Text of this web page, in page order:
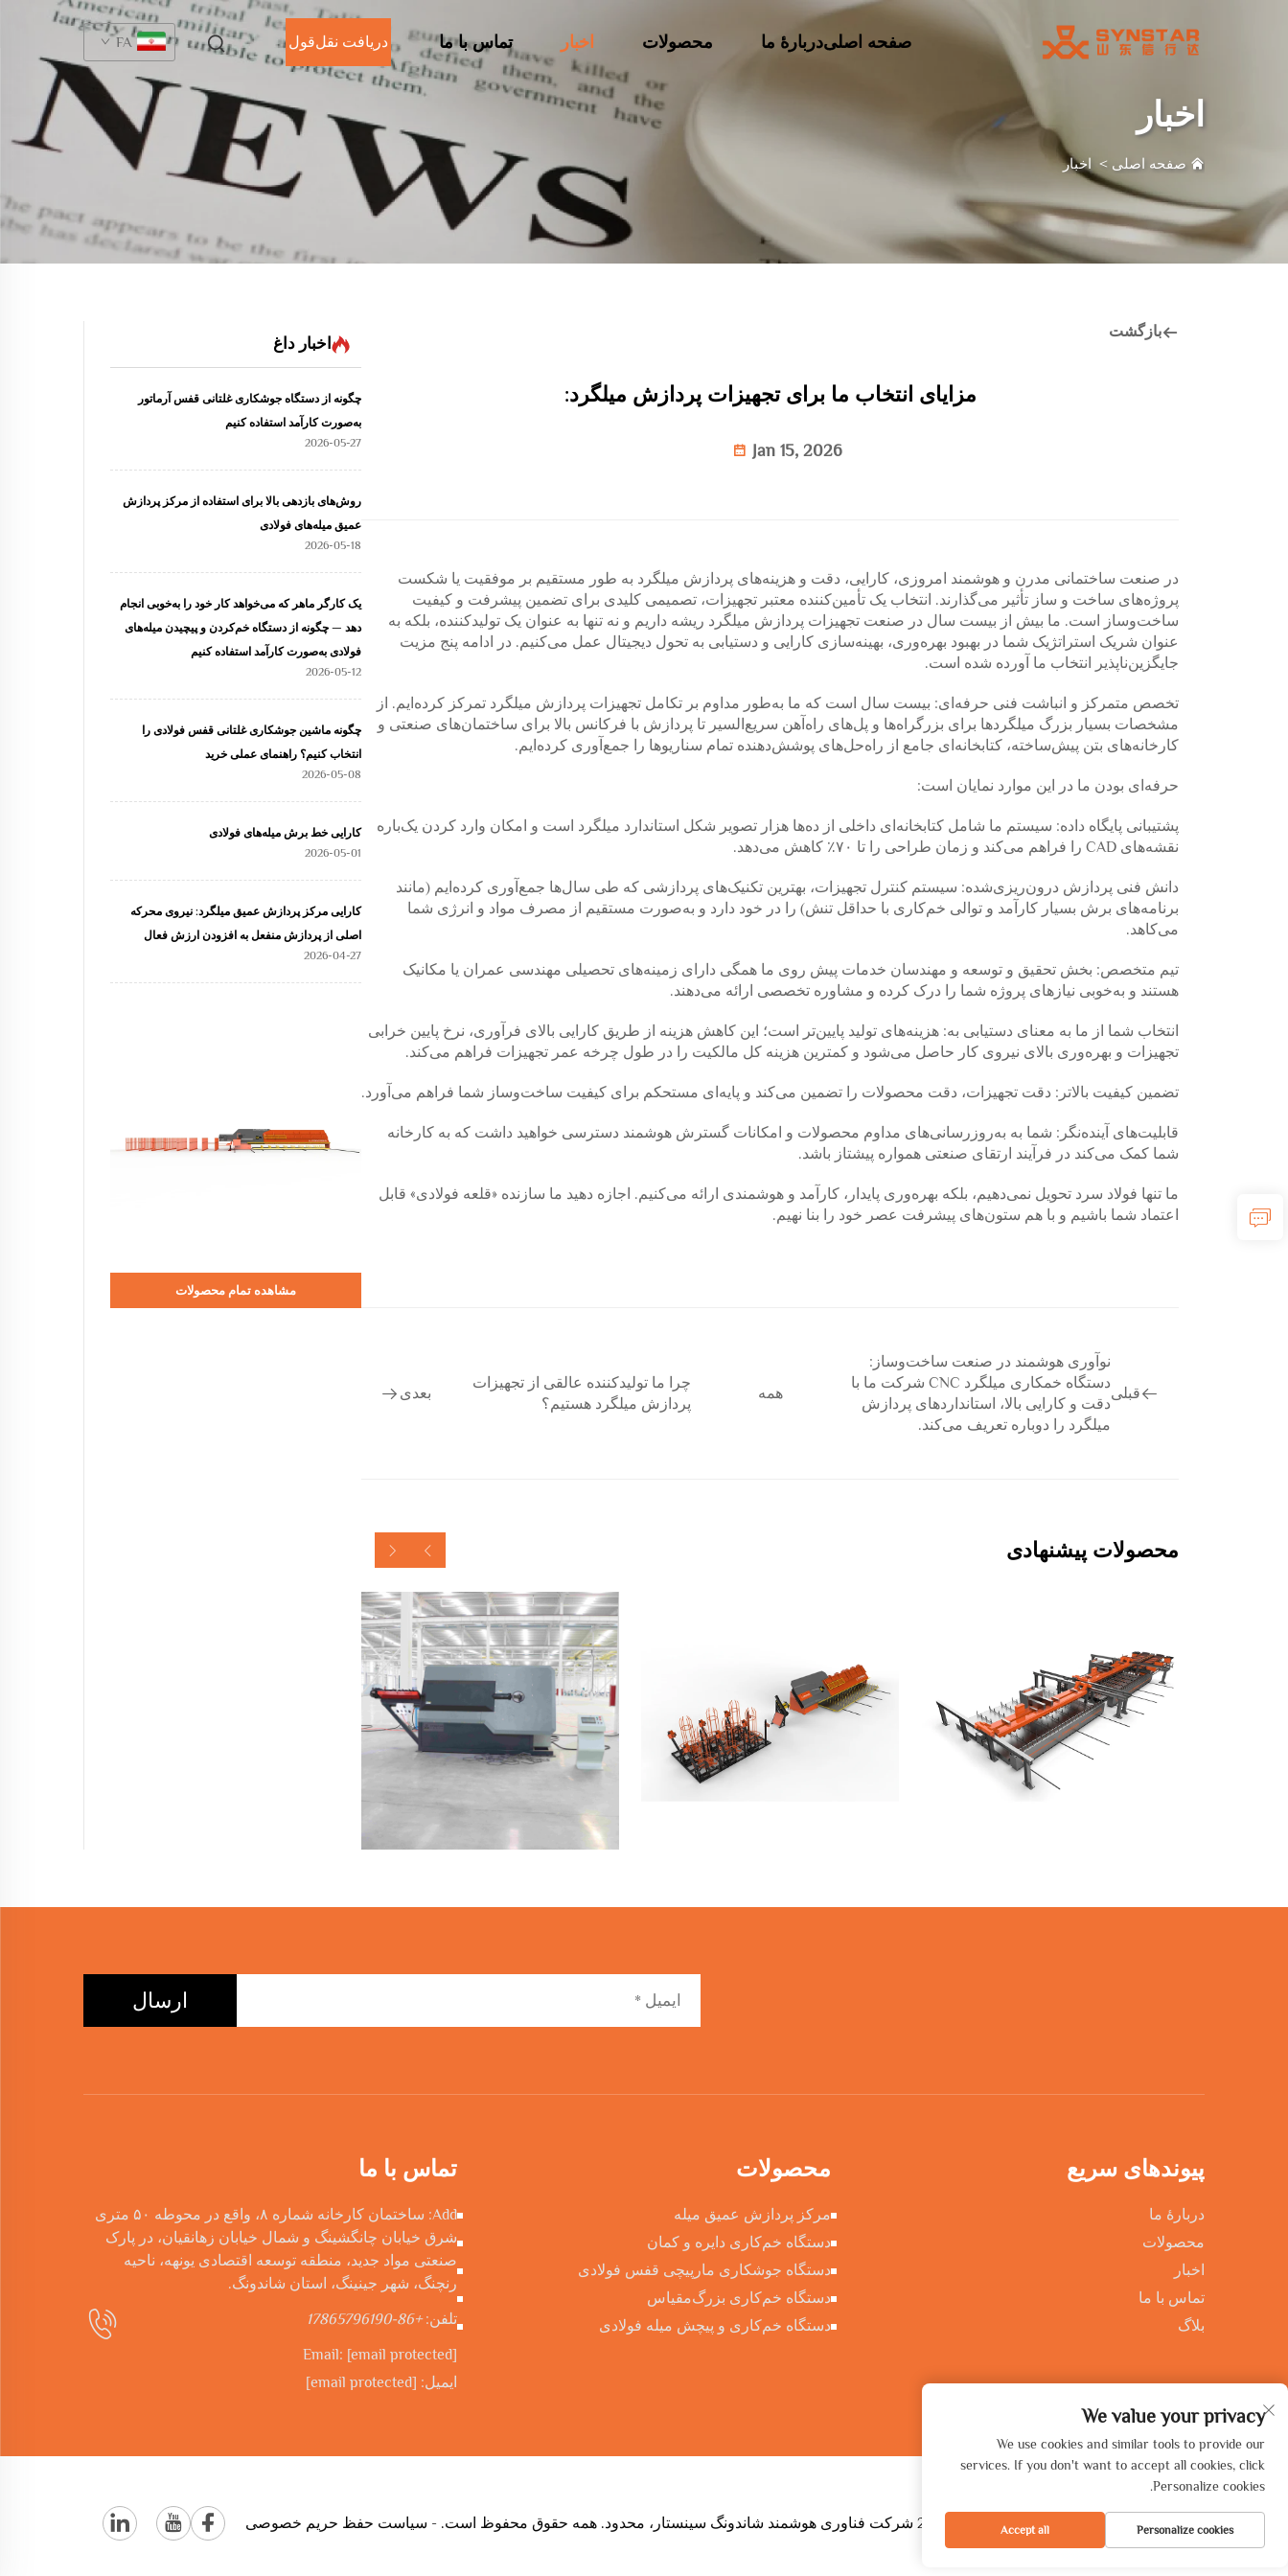
صفحه اصلیدربارهٔ ما محصولات اخبار تماس با ما دریافت نقل‌قول FA
اخبار
صفحه اصلی > اخبار
بازگشت
مزایای انتخاب ما برای تجهیزات پردازش میلگرد:
Jan 15, 2026
در صنعت ساختمانی مدرن و هوشمند امروزی، کارایی، دقت و هزینه‌های پردازش میلگرد به طور مستقیم بر موفقیت یا شکست
پروژه‌های ساخت و ساز تأثیر می‌گذارند. انتخاب یک تأمین‌کننده معتبر تجهیزات، تصمیمی کلیدی برای تضمین پیشرفت و کیفیت
ساخت‌وساز است. ما بیش از بیست سال در صنعت تجهیزات پردازش میلگرد ریشه داریم و نه تنها به عنوان یک تولیدکننده، بلکه به
عنوان شریک استراتژیک شما در بهبود بهره‌وری، بهینه‌سازی کارایی و دستیابی به تحول دیجیتال عمل می‌کنیم. در ادامه پنج مزیت
جایگزین‌ناپذیر انتخاب ما آورده شده است.
تخصص متمرکز و انباشت فنی حرفه‌ای: بیست سال است که ما به‌طور مداوم بر تکامل تجهیزات پردازش میلگرد تمرکز کرده‌ایم. از
مشخصات بسیار بزرگ میلگردها برای بزرگراه‌ها و پل‌های راه‌آهن سریع‌السیر تا پردازش با فرکانس بالا برای ساختمان‌های صنعتی و
کارخانه‌های بتن پیش‌ساخته، کتابخانه‌ای جامع از راه‌حل‌های پوشش‌دهنده تمام سناریوها را جمع‌آوری کرده‌ایم.
حرفه‌ای بودن ما در این موارد نمایان است:
پشتیبانی پایگاه داده: سیستم ما شامل کتابخانه‌ای داخلی از ده‌ها هزار تصویر شکل استاندارد میلگرد است و امکان وارد کردن یک‌باره
نقشه‌های CAD را فراهم می‌کند و زمان طراحی را تا ۷۰٪ کاهش می‌دهد.
دانش فنی پردازش درون‌ریزی‌شده: سیستم کنترل تجهیزات، بهترین تکنیک‌های پردازشی که طی سال‌ها جمع‌آوری کرده‌ایم (مانند
برنامه‌های برش بسیار کارآمد و توالی خم‌کاری با حداقل تنش) را در خود دارد و به‌صورت مستقیم از مصرف مواد و انرژی شما
می‌کاهد.
تیم متخصص: بخش تحقیق و توسعه و مهندسان خدمات پیش روی ما همگی دارای زمینه‌های تحصیلی مهندسی عمران یا مکانیک
هستند و به‌خوبی نیازهای پروژه شما را درک کرده و مشاوره تخصصی ارائه می‌دهند.
انتخاب شما از ما به معنای دستیابی به: هزینه‌های تولید پایین‌تر است؛ این کاهش هزینه از طریق کارایی بالای فرآوری، نرخ پایین خرابی
تجهیزات و بهره‌وری بالای نیروی کار حاصل می‌شود و کمترین هزینه کل مالکیت را در طول چرخه عمر تجهیزات فراهم می‌کند.
تضمین کیفیت بالاتر: دقت تجهیزات، دقت محصولات را تضمین می‌کند و پایه‌ای مستحکم برای کیفیت ساخت‌وساز شما فراهم می‌آورد.
قابلیت‌های آینده‌نگر: شما به به‌روزرسانی‌های مداوم محصولات و امکانات گسترش هوشمند دسترسی خواهید داشت که به کارخانه
شما کمک می‌کند در فرآیند ارتقای صنعتی همواره پیشتاز باشد.
ما تنها فولاد سرد تحویل نمی‌دهیم، بلکه بهره‌وری پایدار، کارآمد و هوشمندی ارائه می‌کنیم. اجازه دهید ما سازنده «قلعه فولادی» قابل
اعتماد شما باشیم و با هم ستون‌های پیشرفت عصر خود را بنا نهیم.
قبلی
نوآوری هوشمند در صنعت ساخت‌وساز:
دستگاه خمکاری میلگرد CNC شرکت ما با
دقت و کارایی بالا، استانداردهای پردازش
میلگرد را دوباره تعریف می‌کند.
همه
چرا ما تولیدکننده عالقی از تجهیزات
پردازش میلگرد هستیم؟
بعدی
محصولات پیشنهادی
اخبار داغ
چگونه از دستگاه جوشکاری غلتانی قفس آرماتور
به‌صورت کارآمد استفاده کنیم
2026-05-27
روش‌های بازدهی بالا برای استفاده از مرکز پردازش
عمیق میله‌های فولادی
2026-05-18
یک کارگر ماهر که می‌خواهد کار خود را به‌خوبی انجام
دهد — چگونه از دستگاه خم‌کردن و پیچیدن میله‌های
فولادی به‌صورت کارآمد استفاده کنیم
2026-05-12
چگونه ماشین جوشکاری غلتانی قفس فولادی را
انتخاب کنیم؟ راهنمای عملی خرید
2026-05-08
کارایی خط برش میله‌های فولادی
2026-05-01
کارایی مرکز پردازش عمیق میلگرد: نیروی محرکه
اصلی از پردازش منفعل به افزودن ارزش فعال
2026-04-27
مشاهده تمام محصولات
ارسال
پیوندهای سریع
دربارهٔ ما
محصولات
اخبار
تماس با ما
بلاگ
محصولات
مرکز پردازش عمیق میله
دستگاه خم‌کاری دایره و کمان
دستگاه جوشکاری مارپیچی قفس فولادی
دستگاه خم‌کاری بزرگ‌مقیاس
دستگاه خم‌کاری و پیچش میله فولادی
تماس با ما
Add: ساختمان کارخانه شماره ۸، واقع در محوطه ۵۰ متری
شرق خیابان چانگشینگ و شمال خیابان زهانقیان، در پارک
صنعتی مواد جدید، منطقه توسعه اقتصادی یونهه، ناحیه
رنچنگ، شهر جینینگ، استان شاندونگ.
تلفن: +86-17865796190
Email: [email protected]
ایمیل: [email protected]
حق نشر © 2026 شرکت فناوری هوشمند شاندونگ سینستار، محدود. همه حقوق محفوظ است. - سیاست حفظ حریم خصوصی
We value your privacy
We use cookies and similar tools to provide our
services. If you don't want to accept all cookies, click
Personalize cookies.
Personalize cookies
Accept all